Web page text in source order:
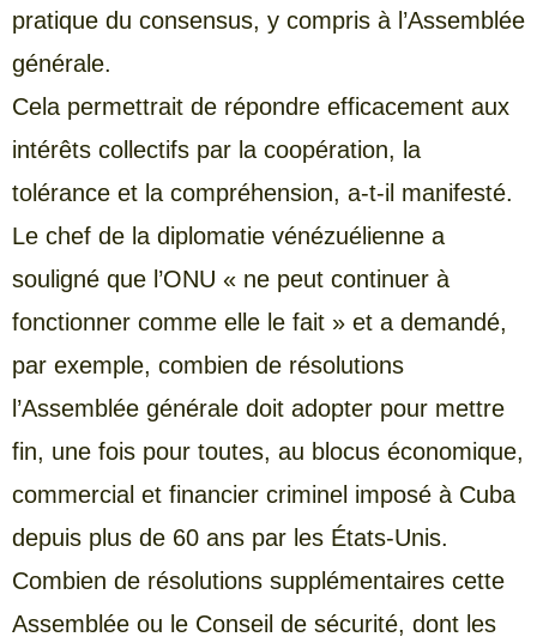
pratique du consensus, y compris à l’Assemblée
générale.
Cela permettrait de répondre efficacement aux
intérêts collectifs par la coopération, la
tolérance et la compréhension, a-t-il manifesté.
Le chef de la diplomatie vénézuélienne a
souligné que l’ONU « ne peut continuer à
fonctionner comme elle le fait » et a demandé,
par exemple, combien de résolutions
l’Assemblée générale doit adopter pour mettre
fin, une fois pour toutes, au blocus économique,
commercial et financier criminel imposé à Cuba
depuis plus de 60 ans par les États-Unis.
Combien de résolutions supplémentaires cette
Assemblée ou le Conseil de sécurité, dont les